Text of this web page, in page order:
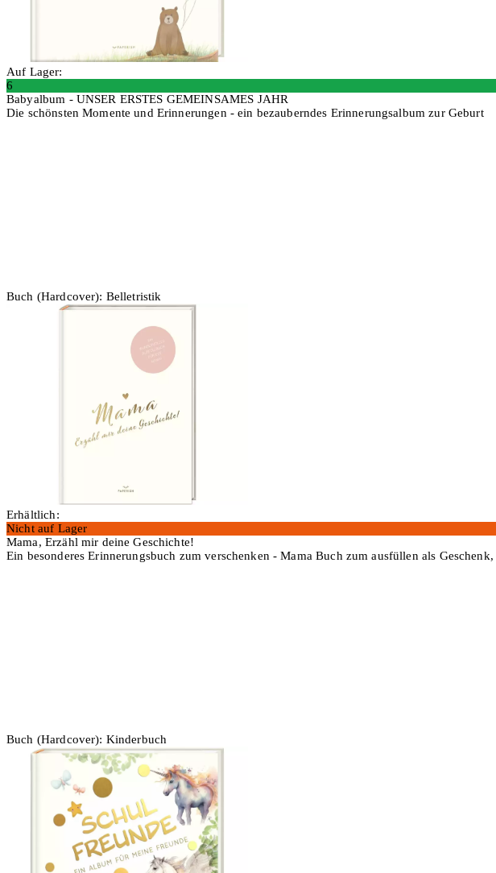
Auf Lager:
6
Babyalbum - UNSER ERSTES GEMEINSAMES JAHR
Die schönsten Momente und Erinnerungen - ein bezauberndes Erinnerungsalbum zur Geburt
Buch (Hardcover): Belletristik
Erhältlich:
Nicht auf Lager
Mama, Erzähl mir deine Geschichte!
Ein besonderes Erinnerungsbuch zum verschenken - Mama Buch zum ausfüllen als
Buch (Hardcover): Kinderbuch